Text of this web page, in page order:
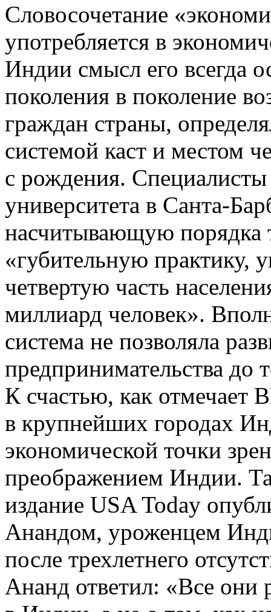
Словосочетание
употребляется в
Индии смысл его всегда
поколения в поколение
граждан страны,
системой каст и местом
с рождения.
университета в Санта-
насчитывающую порядка
«губительную
четвертую часть
миллиард человек».
система не позволяла
предпринимательства до
К счастью, как отмечает
в крупнейших городах
экономической точки
преображением Индии.
издание USA Today
Анандом, уроженцем
после трехлетнего
Ананд ответил: «Все они